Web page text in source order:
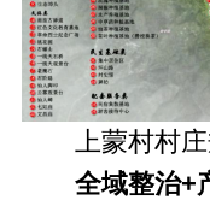
上蒙村村庄
全域整治+